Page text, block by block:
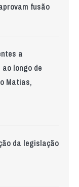
fusão
a
longo de
Matias,
da legislação